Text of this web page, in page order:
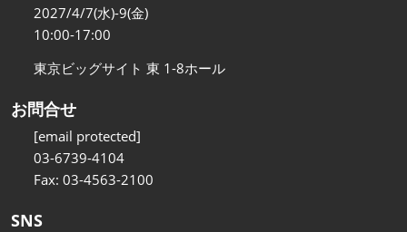
2027/4/7(水)-9(金)
10:00-17:00
東京ビッグサイト 東 1-8ホール
お問合せ
[email protected]
03-6739-4104
Fax: 03-4563-2100
SNS